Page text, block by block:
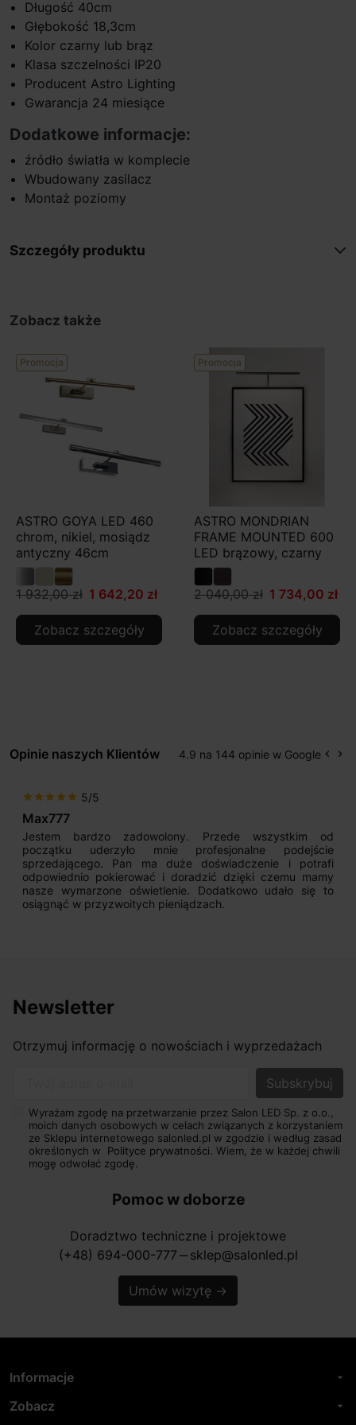
Długość 40cm
Głębokość 18,3cm
Kolor czarny lub brąz
Klasa szczelności IP20
Producent Astro Lighting
Gwarancja 24 miesiące
Dodatkowe informacje:
źródło światła w komplecie
Wbudowany zasilacz
Montaż poziomy
Szczegóły produktu
Zobacz także
Promocja
ASTRO GOYA LED 460
chrom, nikiel, mosiądz
antyczny 46cm
1 932,00 zł 1 642,20 zł
Zobacz szczegóły
Promocja
ASTRO MONDRIAN
FRAME MOUNTED 600
LED brązowy, czarny
2 040,00 zł 1 734,00 zł
Zobacz szczegóły
Opinie naszych Klientów 4.9 na 144 opinie w Google keyboard_arrow_left keyboard_arrow_right
star star star star star 5/5
Max777
Jestem bardzo zadowolony. Przede wszystkim od
początku uderzyło mnie profesjonalne podejście
sprzedającego. Pan ma duże doświadczenie i potrafi
odpowiednio pokierować i doradzić dzięki czemu mamy
nasze wymarzone oświetlenie. Dodatkowo udało się to
osiągnąć w przyzwoitych pieniądzach.
Newsletter
Otrzymuj informację o nowościach i wyprzedażach
Wyrażam zgodę na przetwarzanie przez Salon LED Sp. z o.o.,
moich danych osobowych w celach związanych z korzystaniem
ze Sklepu internetowego salonled.pl w zgodzie i według zasad
określonych w Polityce prywatności. Wiem, że w każdej chwili
mogę odwołać zgodę.
Pomoc w doborze
Doradztwo techniczne i projektowe
(+48) 694-000-777 horizontal_rule sklep@salonled.pl
Umów wizytę →
Informacje arrow_drop_down
Zobacz arrow_drop_down